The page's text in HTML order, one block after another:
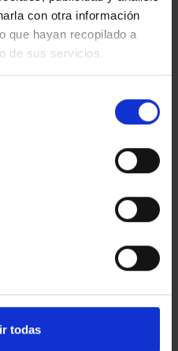
con otra información
que hayan recopilado a
de sus servicios.
todas
ANIMALES PELIGRO
EXTINCIÓN - 3ª
ENTREGA